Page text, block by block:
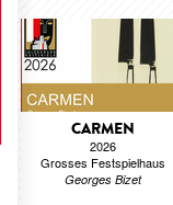
CARMEN
2026
Grosses Festspielhaus
Georges Bizet